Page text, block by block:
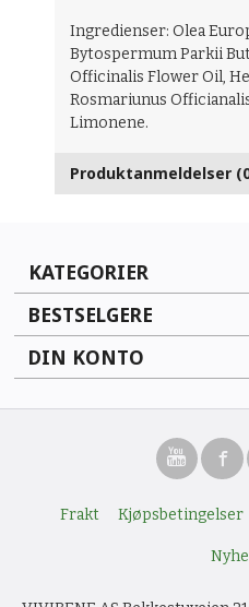
Ingredienser: Olea
Bytospermum Parkii
Officinalis Flower Oil,
Rosmariunus
Limonene.
Produktanmeldelser
KATEGORIER
BESTSELGERE
DIN KONTO
Frakt Kjøpsbetingelser